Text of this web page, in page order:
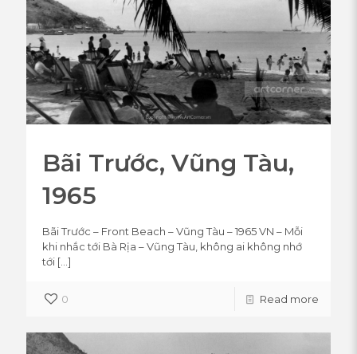
Bãi Trước, Vũng Tàu,
1965
Bãi Trước – Front Beach – Vũng Tàu – 1965 VN – Mỗi
khi nhắc tới Bà Rịa – Vũng Tàu, không ai không nhớ
tới […]
0 Read more